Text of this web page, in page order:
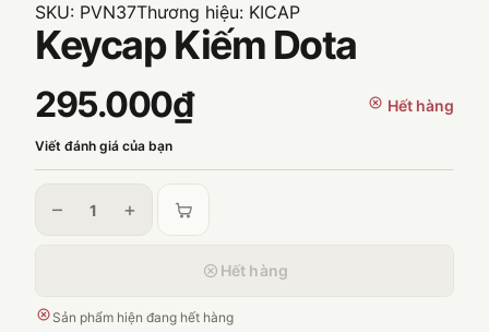
Keycap Kiếm Dota
SKU: PVN37Thương hiệu: KICAP
295.000₫ Hết hàng
Viết đánh giá của bạn
– +
Hết hàng
Sản phẩm hiện đang hết hàng